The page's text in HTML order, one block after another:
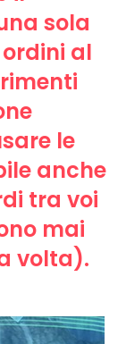
sola
al
le
anche
tra voi
mai
volta).